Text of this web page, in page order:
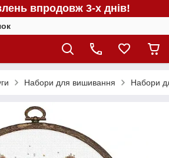
впродовж 3-х днів!
Набори для вишивання Набори